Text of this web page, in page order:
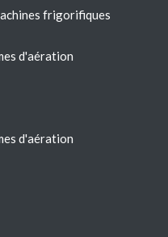
frigorifiques
d'aération
d'aération